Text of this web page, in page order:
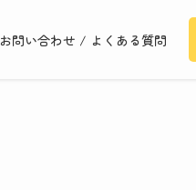
お問い合わせ / よくある質問